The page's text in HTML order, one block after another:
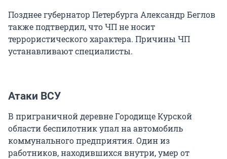
Позднее губернатор Петербурга Александр Беглов
также подтвердил, что ЧП не носит
террористического характера. Причины ЧП
устанавливают специалисты.
Атаки ВСУ
В приграничной деревне Городище Курской
области беспилотник упал на автомобиль
коммунального предприятия. Один из
работников, находившихся внутри, умер от